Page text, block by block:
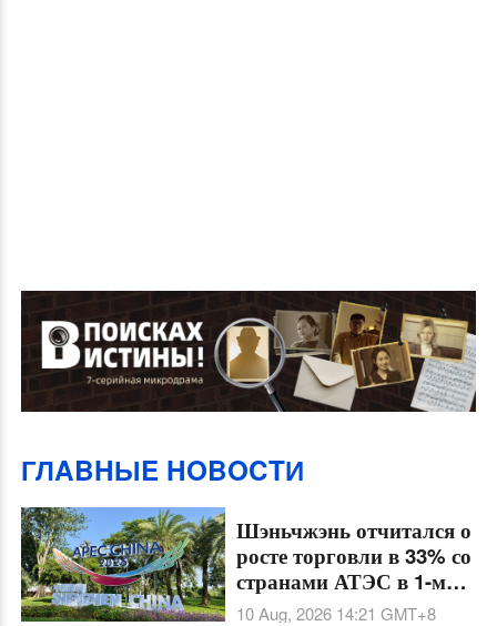
ГЛABHЫE HOBOCTИ
Шэньчжэнь отчитался о
росте торговли в 33% со
странами АТЭС в 1-м
полугодии
10 Aug, 2026 14:21 GMT+8